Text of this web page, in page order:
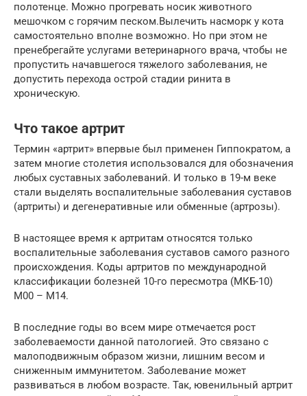
полотенце. Можно прогревать носик животного
мешочком с горячим песком.Вылечить насморк у кота
самостоятельно вполне возможно. Но при этом не
пренебрегайте услугами ветеринарного врача, чтобы не
пропустить начавшегося тяжелого заболевания, не
допустить перехода острой стадии ринита в
хроническую.
Что такое артрит
Термин «артрит» впервые был применен Гиппократом, а
затем многие столетия использовался для обозначения
любых суставных заболеваний. И только в 19-м веке
стали выделять воспалительные заболевания суставов
(артриты) и дегенеративные или обменные (артрозы).
В настоящее время к артритам относятся только
воспалительные заболевания суставов самого разного
происхождения. Коды артритов по международной
классификации болезней 10-го пересмотра (МКБ-10)
М00 – М14.
В последние годы во всем мире отмечается рост
заболеваемости данной патологией. Это связано с
малоподвижным образом жизни, лишним весом и
сниженным иммунитетом. Заболевание может
развиваться в любом возрасте. Так, ювенильный артрит